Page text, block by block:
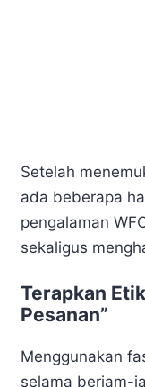
Setelah
ada beberapa
pengalaman
sekaligus
Terapkan
Pesanan”
Menggunakan
selama berjam-